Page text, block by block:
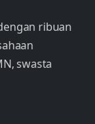
ribuan
swasta